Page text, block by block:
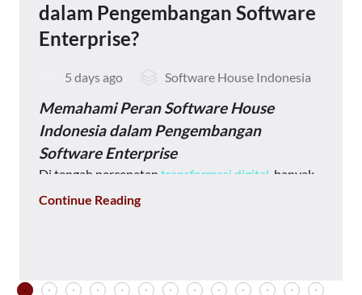
dalam Pengembangan Software
Enterprise?
5 days ago Software House Indonesia
Memahami Peran Software House
Indonesia dalam Pengembangan
Software Enterprise
Di tengah percepatan transformasi digital , banyak
perusahaan menyadari bahwa membangun
menuntut perusahaan memiliki mitra teknologi
Continue Reading